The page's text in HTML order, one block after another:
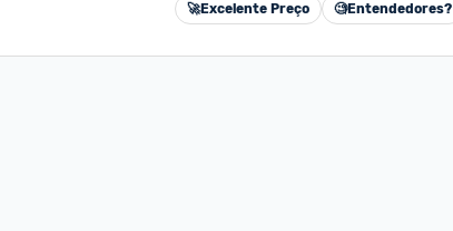
🚀Excelente Preço 🧐Entendedores?